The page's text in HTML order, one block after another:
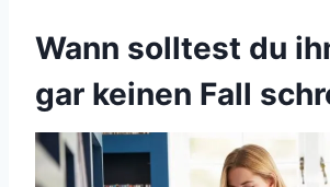
Wann solltest du
gar keinen Fall